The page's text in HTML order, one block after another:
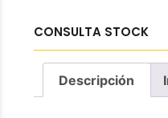
CONSULTA STOCK
Descripción